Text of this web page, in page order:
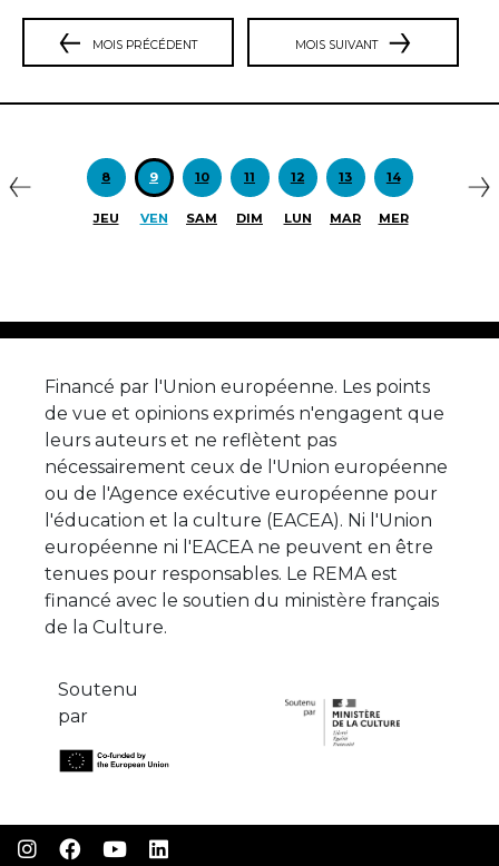
MOIS PRÉCÉDENT MOIS SUIVANT
8
JEU
9
VEN
10
SAM
11
DIM
12
LUN
13
MAR
14
MER
Financé par l'Union européenne. Les points
de vue et opinions exprimés n'engagent que
leurs auteurs et ne reflètent pas
nécessairement ceux de l'Union européenne
ou de l'Agence exécutive européenne pour
l'éducation et la culture (EACEA). Ni l'Union
européenne ni l'EACEA ne peuvent en être
tenues pour responsables. Le REMA est
financé avec le soutien du ministère français
de la Culture.
Soutenu
par